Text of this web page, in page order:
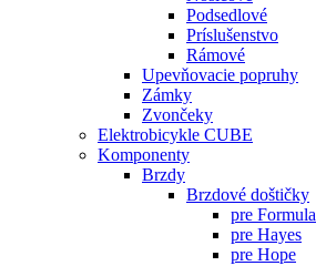
Podsedlové
Príslušenstvo
Rámové
Upevňovacie popruhy
Zámky
Zvončeky
Elektrobicykle CUBE
Komponenty
Brzdy
Brzdové doštičky
pre Formula
pre Hayes
pre Hope